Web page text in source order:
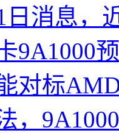
日消息，
9A1000
对标
，